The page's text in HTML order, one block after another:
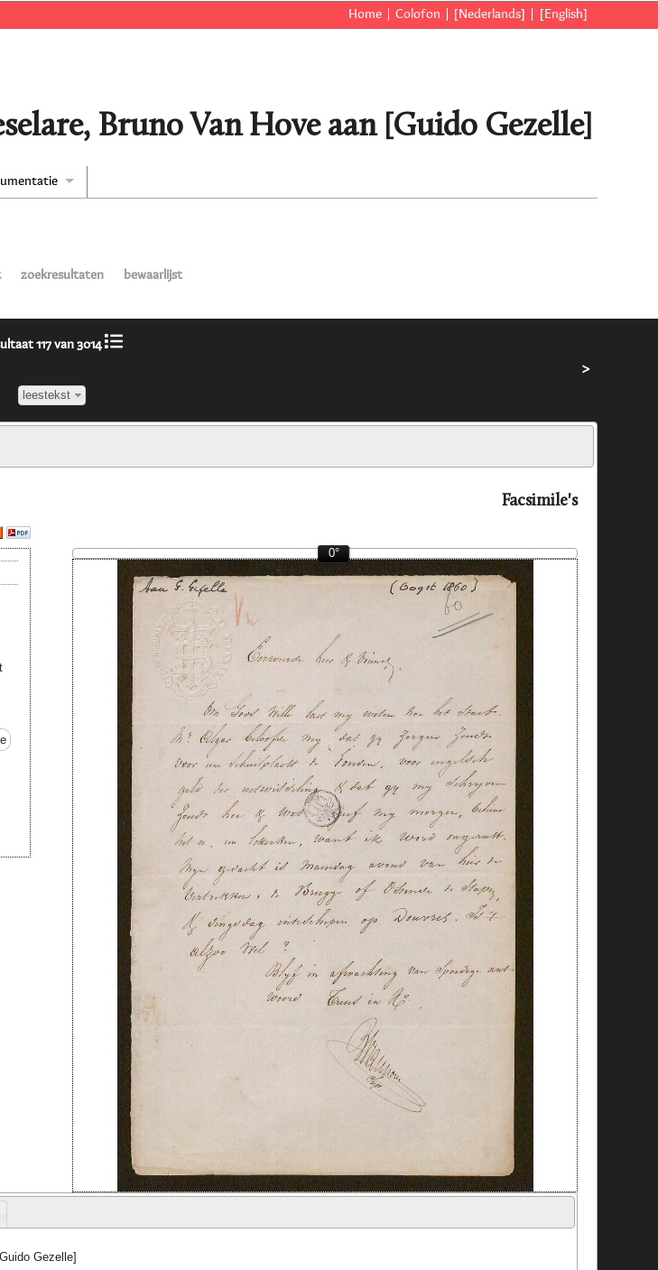
Home Colofon [Nederlands] [English]
Bruno Van Hove aan [Guido Gezelle]
zoekresultaten bewaarlijst
117 van 3014
leestekst
>
Facsimile's
0°
Gezelle]